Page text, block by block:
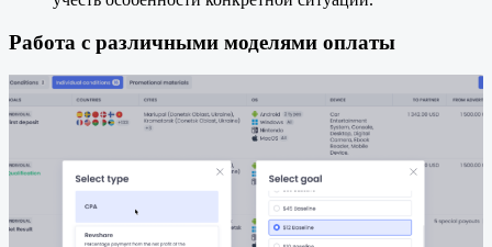
Работа с различными моделями оплаты